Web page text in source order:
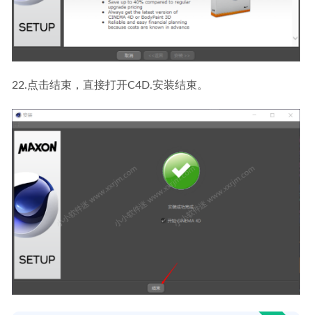
22.点击结束，直接打开C4D.安装结束。